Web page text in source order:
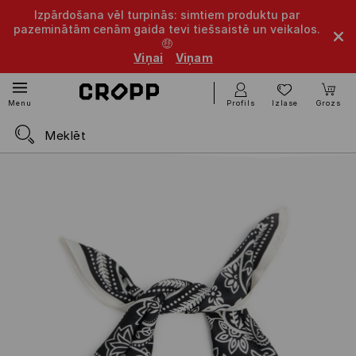
Izpārdošana vēl turpinās: simtiem produktu par
pazeminātām cenām gaida tevi tiešsaistē un veikalos.
🤑
Viņai
Viņam
Menu Profils Izlase Grozs